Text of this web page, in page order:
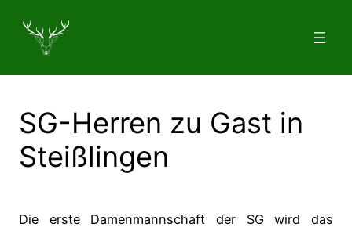
Inhalt
springen
SG-Herren zu Gast in
Steißlingen
Die erste Damenmannschaft der SG wird das